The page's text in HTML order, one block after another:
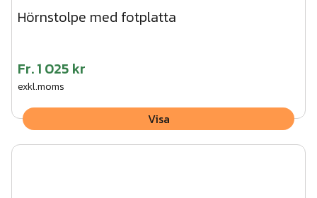
Hörnstolpe med fotplatta
Fr.1 025 kr
exkl.moms
Visa